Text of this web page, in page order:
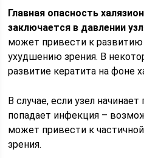
Главная опасность
заключается в давлении
может привести к развитию
ухудшению зрения. В
развитие кератита на фоне
В случае, если узел
попадает инфекция –
может привести к
зрения.